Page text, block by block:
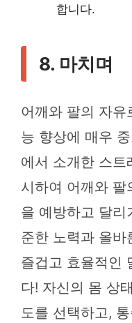
합니다.
8. 마치며
어깨와 팔의 자유
능 향상에 매우
에서 소개한 스트
시하여 어깨와 팔
을 예방하고 달리
준한 노력과 올바
즐겁고 효율적인
다! 자신의 몸 상
도를 선택하고,